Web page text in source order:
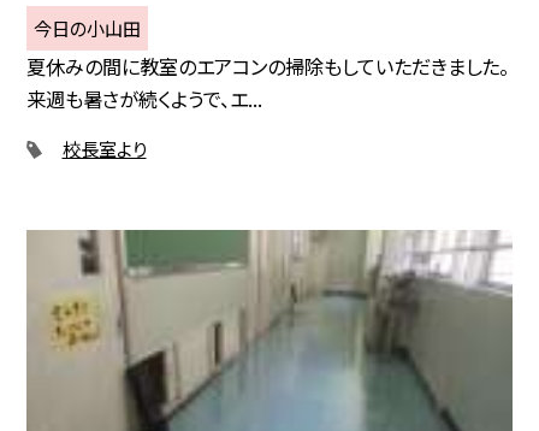
今日の小山田
夏休みの間に教室のエアコンの掃除もしていただきました。
来週も暑さが続くようで、エ...
校長室より